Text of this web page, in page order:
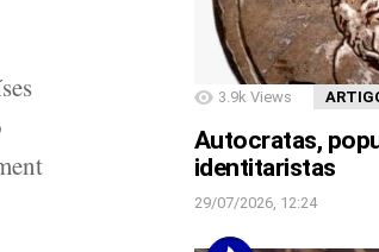
3.9k Views
Autocratas,
identitaristas
29/07/2026, 12:24